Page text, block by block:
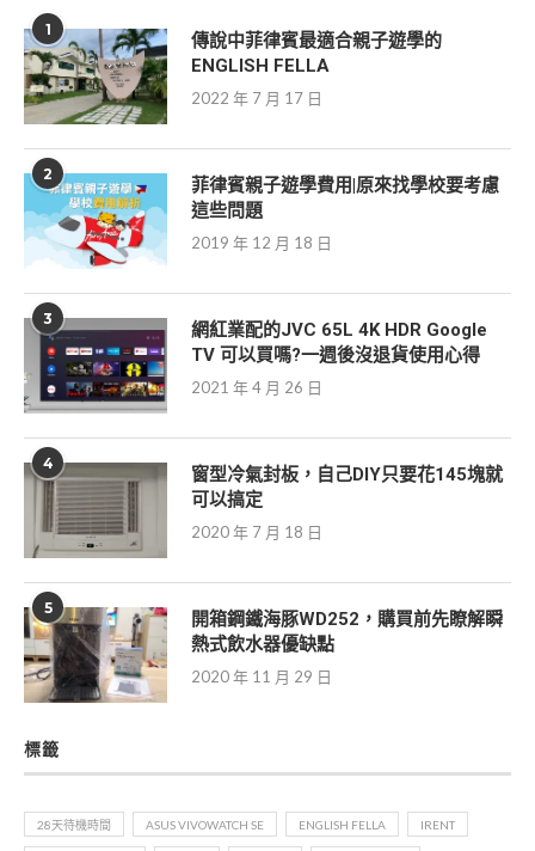
1
傳說中菲律賓最適合親子遊學的
ENGLISH FELLA
2022 年 7 月 17 日
2
菲律賓親子遊學費用|原來找學校要考慮
這些問題
2019 年 12 月 18 日
3
網紅業配的JVC 65L 4K HDR Google
TV 可以買嗎?一週後沒退貨使用心得
2021 年 4 月 26 日
4
窗型冷氣封板，自己DIY只要花145塊就
可以搞定
2020 年 7 月 18 日
5
開箱鋼鐵海豚WD252，購買前先瞭解瞬
熱式飲水器優缺點
2020 年 11 月 29 日
標籤
28天待機時間 ASUS VIVOWATCH SE ENGLISH FELLA IRENT